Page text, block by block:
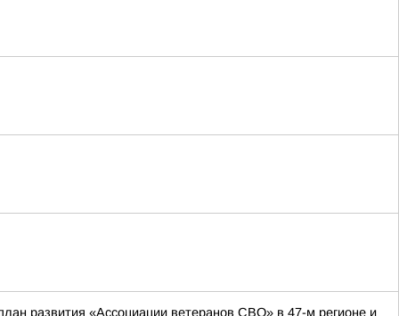
развития «Ассоциации ветеранов СВО» в 47-м регионе и